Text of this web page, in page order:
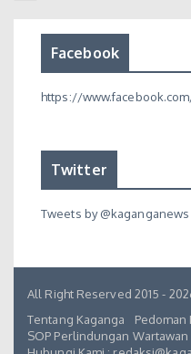
Facebook
https://
Twitter
Tweets by @kaganganews
All Right Reserved 2015 -
Tentang Kaganga
Pedoman
SOP Perlindungan Wartawan